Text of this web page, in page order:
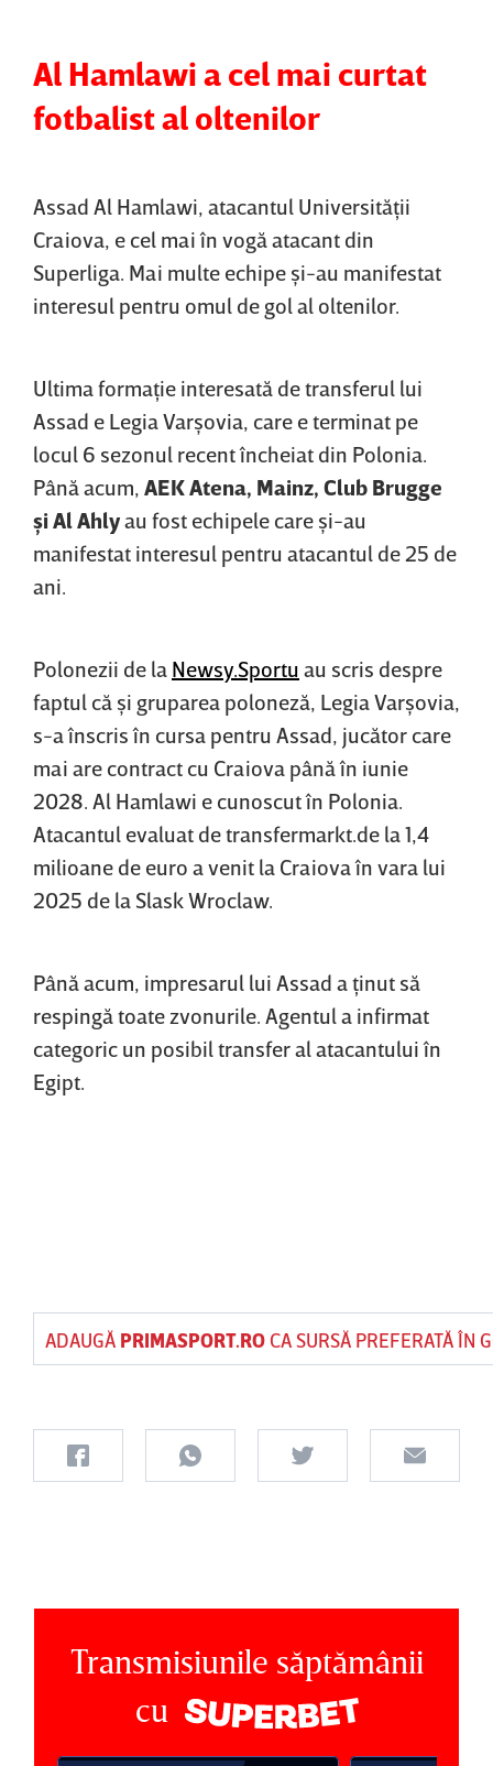
Al Hamlawi a cel mai curtat
fotbalist al oltenilor
Assad Al Hamlawi, atacantul Universităţii
Craiova, e cel mai în vogă atacant din
Superliga. Mai multe echipe şi-au manifestat
interesul pentru omul de gol al oltenilor.
Ultima formaţie interesată de transferul lui
Assad e Legia Varşovia, care e terminat pe
locul 6 sezonul recent încheiat din Polonia.
Până acum, AEK Atena, Mainz, Club Brugge
şi Al Ahlyau fost echipele care şi-au
manifestat interesul pentru atacantul de 25 de
ani.
Polonezii de la Newsy.Sportu au scris despre
faptul că şi gruparea poloneză, Legia Varşovia,
s-a înscris în cursa pentru Assad, jucător care
mai are contract cu Craiova până în iunie
2028. Al Hamlawi e cunoscut în Polonia.
Atacantul evaluat de transfermarkt.de la 1,4
milioane de euro a venit la Craiova în vara lui
2025 de la Slask Wroclaw.
Până acum, impresarul lui Assad a ţinut să
respingă toate zvonurile. Agentul a infirmat
categoric un posibil transfer al atacantului în
Egipt.
ADAUGĂ PRIMASPORT.ROCA SURSĂ PREFERATĂ ÎN
Transmisiunile săptămânii
cu